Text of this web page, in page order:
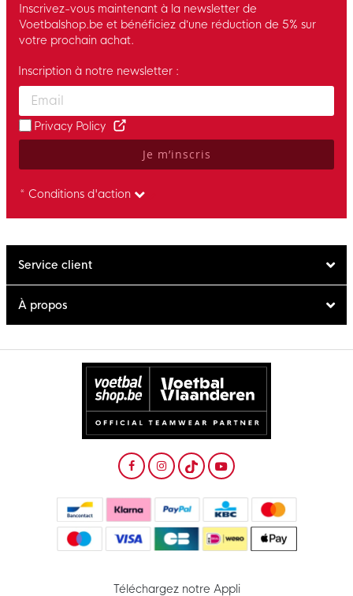
Inscrivez-vous maintenant à la newsletter de
Voetbalshop.be et bénéficiez d’une réduction de 5% sur
votre prochain achat.
Enter your email and accept the privacy policy to subscribe to
Inscription à notre newsletter :
Privacy Policy
Je m’inscris
* Conditions d'action
Service client
À propos
Téléchargez notre Appli